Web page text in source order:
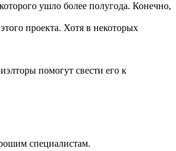
ушло более полугода. Конечно,
проекта. Хотя в некоторых
помогут свести его к
специалистам.